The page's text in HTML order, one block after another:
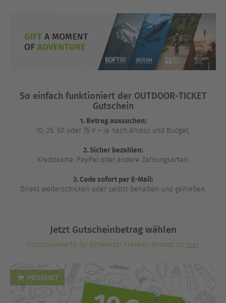
So einfach funktioniert der OUTDOOR‑TICKET
Gutschein
1. Betrag aussuchen:
10, 25, 50 oder 75 € – je nach Anlass und Budget.
2. Sicher bezahlen:
Kreditkarte, PayPal oder andere Zahlungsarten.
3. Code sofort per E-Mail:
Direkt weiterschicken oder selbst behalten und genießen.
Jetzt Gutscheinbetrag wählen
Gutscheinwerte für Schweizer Franken findest du hier.
PRODUKT